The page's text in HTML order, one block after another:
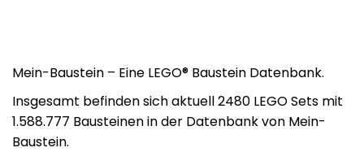
Mein-Baustein – Eine LEGO® Baustein Datenbank.
Insgesamt befinden sich aktuell 2480 LEGO Sets mit
1.588.777 Bausteinen in der Datenbank von Mein-
Baustein.